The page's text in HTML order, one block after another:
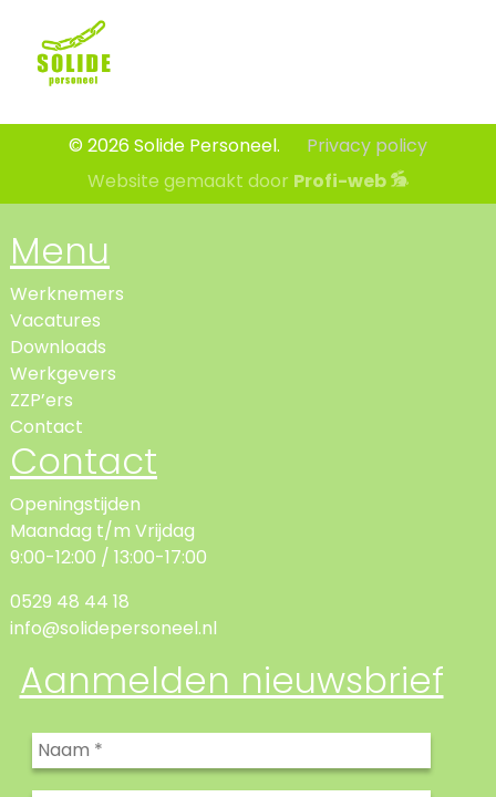
Contact
Openingstijden
Maandag t/m Vrijdag
9:00-12:00 / 13:00-17:00
0529 48 44 18
info@solidepersoneel.nl
Menu
Werknemers
Vacatures
Downloads
Werkgevers
ZZP’ers
Contact
Aanmelden nieuwsbrief
© 2026 Solide Personeel.
Privacy policy
Website gemaakt door Profi-web